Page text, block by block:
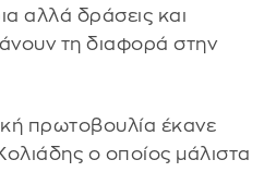
αλλά δράσεις και
τη διαφορά στην
πρωτοβουλία έκανε
ο οποίος μάλιστα